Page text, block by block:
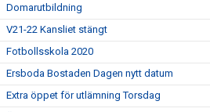
Domarutbildning
V21-22 Kansliet stängt
Fotbollsskola 2020
Ersboda Bostaden Dagen nytt datum
Extra öppet för utlämning Torsdag